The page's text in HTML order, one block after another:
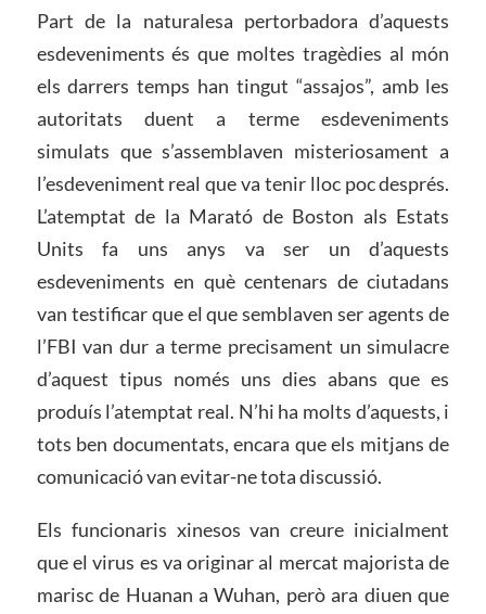
Part de la naturalesa pertorbadora d’aquests
esdeveniments és que moltes tragèdies al món
els darrers temps han tingut “assajos”, amb les
autoritats duent a terme esdeveniments
simulats que s’assemblaven misteriosament a
l’esdeveniment real que va tenir lloc poc després.
L’atemptat de la Marató de Boston als Estats
Units fa uns anys va ser un d’aquests
esdeveniments en què centenars de ciutadans
van testificar que el que semblaven ser agents de
l’FBI van dur a terme precisament un simulacre
d’aquest tipus només uns dies abans que es
produís l’atemptat real. N’hi ha molts d’aquests, i
tots ben documentats, encara que els mitjans de
comunicació van evitar-ne tota discussió.
Els funcionaris xinesos van creure inicialment
que el virus es va originar al mercat majorista de
marisc de Huanan a Wuhan, però ara diuen que